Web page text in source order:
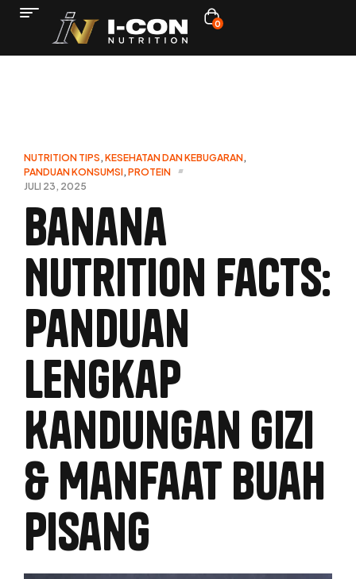
0
NUTRITION TIPS, KESEHATAN DAN KEBUGARAN,
PANDUAN KONSUMSI, PROTEIN
JULI 23, 2025
Banana
Nutrition Facts:
Panduan
Lengkap
Kandungan Gizi
& Manfaat Buah
Pisang